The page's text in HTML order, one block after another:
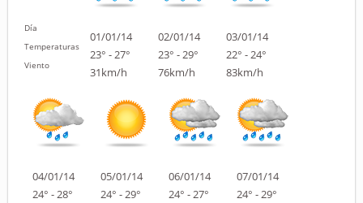
Día
Temperaturas
Viento
01/01/14
23° - 27°
31km/h
02/01/14
23° - 29°
76km/h
03/01/14
22° - 24°
83km/h
04/01/14
24° - 28°
05/01/14
24° - 29°
06/01/14
24° - 27°
07/01/14
24° - 29°